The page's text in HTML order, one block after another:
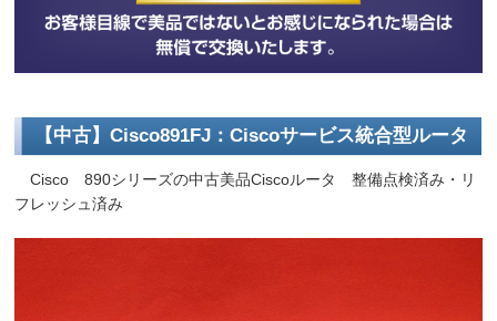
【中古】Cisco891FJ：Ciscoサービス統合型ルータ
Cisco 890シリーズの中古美品Ciscoルータ 整備点検済み・リ
フレッシュ済み